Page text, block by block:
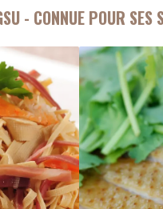
- CONNUE POUR SES